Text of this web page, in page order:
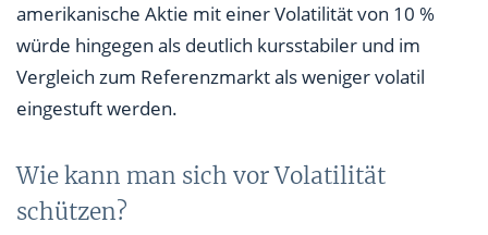
amerikanische Aktie mit einer Volatilität von 10 %
würde hingegen als deutlich kursstabiler und im
Vergleich zum Referenzmarkt als weniger volatil
eingestuft werden.
Wie kann man sich vor Volatilität
schützen?